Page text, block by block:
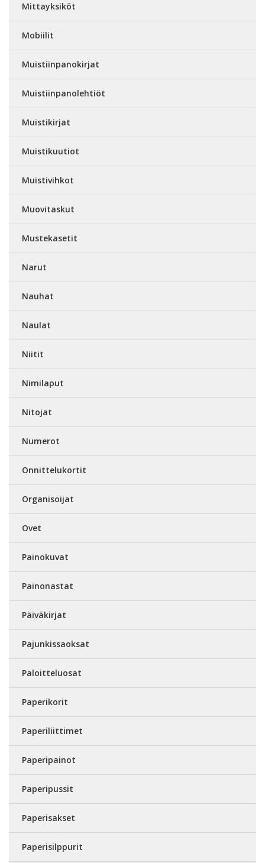
Mittayksiköt
Mobiilit
Muistiinpanokirjat
Muistiinpanolehtiöt
Muistikirjat
Muistikuutiot
Muistivihkot
Muovitaskut
Mustekasetit
Narut
Nauhat
Naulat
Niitit
Nimilaput
Nitojat
Numerot
Onnittelukortit
Organisoijat
Ovet
Painokuvat
Painonastat
Päiväkirjat
Pajunkissaoksat
Paloitteluosat
Paperikorit
Paperiliittimet
Paperipainot
Paperipussit
Paperisakset
Paperisilppurit